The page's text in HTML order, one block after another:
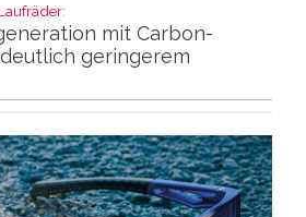
mit Carbon-
geringerem